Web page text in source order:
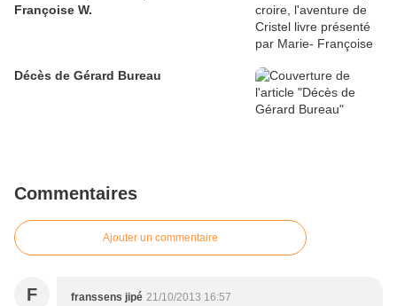
Françoise W.
Décès de Gérard Bureau
Commentaires
Ajouter un commentaire
F franssens jipé 21/10/2013 16:57